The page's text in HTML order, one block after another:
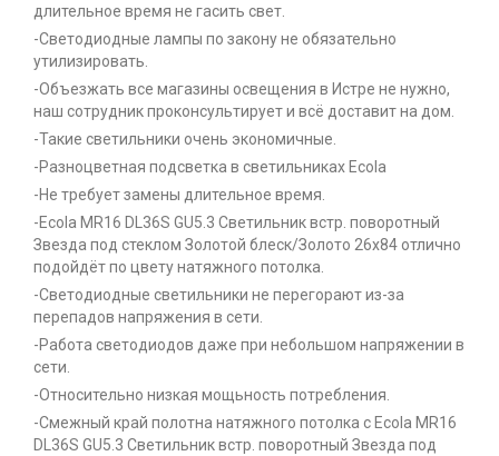
длительное время не гасить свет.
-Светодиодные лампы по закону не обязательно
утилизировать.
-Объезжать все магазины освещения в Истре не нужно,
наш сотрудник проконсультирует и всё доставит на дом.
-Такие светильники очень экономичные.
-Разноцветная подсветка в светильниках Ecola
-Не требует замены длительное время.
-Ecola MR16 DL36S GU5.3 Светильник встр. поворотный
Звезда под стеклом Золотой блеск/Золото 26x84 отлично
подойдёт по цвету натяжного потолка.
-Светодиодные светильники не перегорают из-за
перепадов напряжения в сети.
-Работа светодиодов даже при небольшом напряжении в
сети.
-Относительно низкая мощьность потребления.
-Смежный край полотна натяжного потолка с Ecola MR16
DL36S GU5.3 Светильник встр. поворотный Звезда под